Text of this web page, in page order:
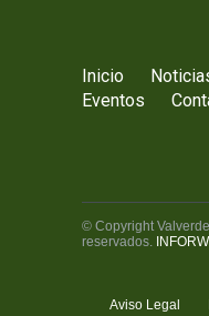
Inicio
Eventos
© Copyright
reservados.
Aviso Legal